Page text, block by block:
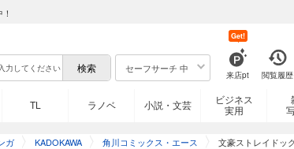
セーフサーチ 中
来店pt
Get!
閲覧履歴
TL ラノベ 小説・文芸
ビジネス
実用
ガ KADOKAWA 角川コミックス・エース 文豪ストレイドッ